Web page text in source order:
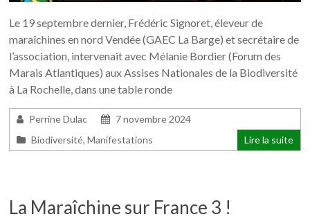
Le 19 septembre dernier, Frédéric Signoret, éleveur de
maraîchines en nord Vendée (GAEC La Barge) et secrétaire de
l’association, intervenait avec Mélanie Bordier (Forum des
Marais Atlantiques) aux Assises Nationales de la Biodiversité
à La Rochelle, dans une table ronde
Perrine Dulac
7 novembre 2024
Biodiversité,Manifestations Lire la suite
La Maraîchine sur France 3 !